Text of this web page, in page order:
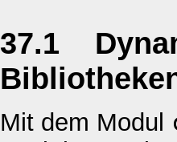
37.1
Mit dem Modul